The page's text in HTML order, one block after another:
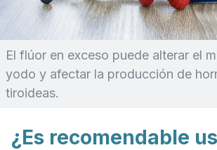
El flúor en exceso puede alterar el
yodo y afectar la producción de
tiroideas.
¿Es recomendable